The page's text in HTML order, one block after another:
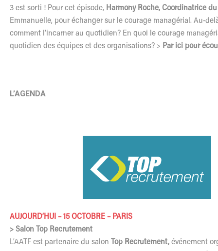
3 est sorti ! Pour cet épisode, Harmony Roche, Coordinatrice du
Emmanuelle, pour échanger sur le courage managérial. Au-
comment l’incarner au quotidien? En quoi le courage
quotidien des équipes et des organisations? > Par ici pour
L’AGENDA
AUJOURD’HUI – 15 OCTOBRE – PARIS
> Salon Top Recrutement
L’AATF est partenaire du salon Top Recrutement, événement